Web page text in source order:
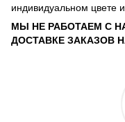
индивидуальном цвете
МЫ НЕ РАБОТАЕМ С
ДОСТАВКЕ ЗАКАЗОВ